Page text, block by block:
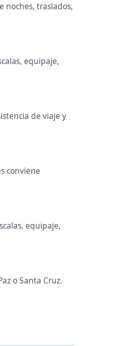
noches, traslados,
equipaje,
de viaje y
conviene
equipaje,
o Santa Cruz.